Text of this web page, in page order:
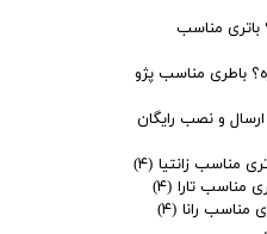
باتری مناسب
باطری مناسب پژو
و نصب رایگان
مناسب زانتیا (۴)
مناسب تارا (۴)
مناسب رانا (۴)